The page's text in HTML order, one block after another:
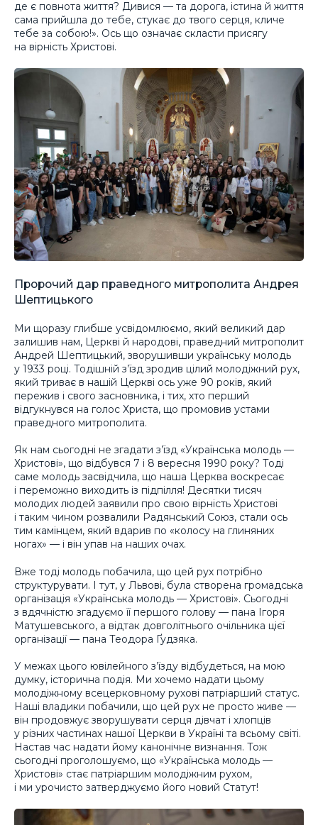
де є повнота життя? Дивися — та дорога, істина й життя
сама прийшла до тебе, стукає до твого серця, кличе
тебе за собою!». Ось що означає скласти присягу
на вірність Христові.
Пророчий дар праведного митрополита Андрея
Шептицького
Ми щоразу глибше усвідомлюємо, який великий дар
залишив нам, Церкві й народові, праведний митрополит
Андрей Шептицький, зворушивши українську молодь
у 1933 році. Тодішній з’їзд зродив цілий молодіжний рух,
який триває в нашій Церкві ось уже 90 років, який
пережив і свого засновника, і тих, хто перший
відгукнувся на голос Христа, що промовив устами
праведного митрополита.
Як нам сьогодні не згадати з’їзд «Українська молодь —
Христові», що відбувся 7 і 8 вересня 1990 року? Тоді
саме молодь засвідчила, що наша Церква воскресає
і переможно виходить із підпілля! Десятки тисяч
молодих людей заявили про свою вірність Христові
і таким чином розвалили Радянський Союз, стали ось
тим камінцем, який вдарив по «колосу на глиняних
ногах» — і він упав на наших очах.
Вже тоді молодь побачила, що цей рух потрібно
структурувати. І тут, у Львові, була створена громадська
організація «Українська молодь — Христові». Сьогодні
з вдячністю згадуємо її першого голову — пана Ігоря
Матушевського, а відтак довголітнього очільника цієї
організації — пана Теодора Ґудзяка.
У межах цього ювілейного з’їзду відбудеться, на мою
думку, історична подія. Ми хочемо надати цьому
молодіжному всецерковному рухові патріарший статус.
Наші владики побачили, що цей рух не просто живе —
він продовжує зворушувати серця дівчат і хлопців
у різних частинах нашої Церкви в Україні та всьому світі.
Настав час надати йому канонічне визнання. Тож
сьогодні проголошуємо, що «Українська молодь —
Христові» стає патріаршим молодіжним рухом,
і ми урочисто затверджуємо його новий Статут!